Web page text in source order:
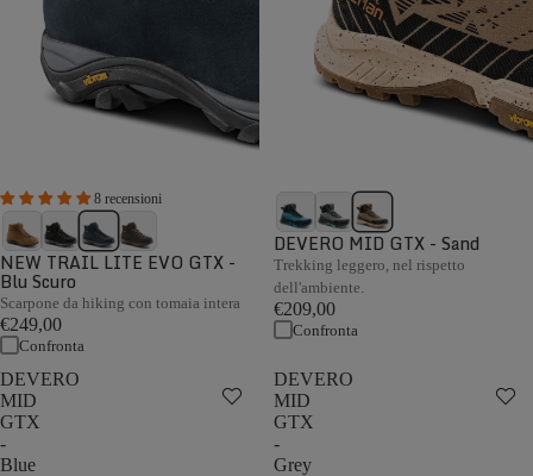
8 recensioni
NEW TRAIL LITE EVO GTX -
Blu Scuro
Scarpone da hiking con tomaia intera
€249,00
Confronta
DEVERO MID GTX - Sand
Trekking leggero, nel rispetto
dell'ambiente.
€209,00
Confronta
DEVERO
MID
GTX
-
Blue
DEVERO
MID
GTX
-
Grey